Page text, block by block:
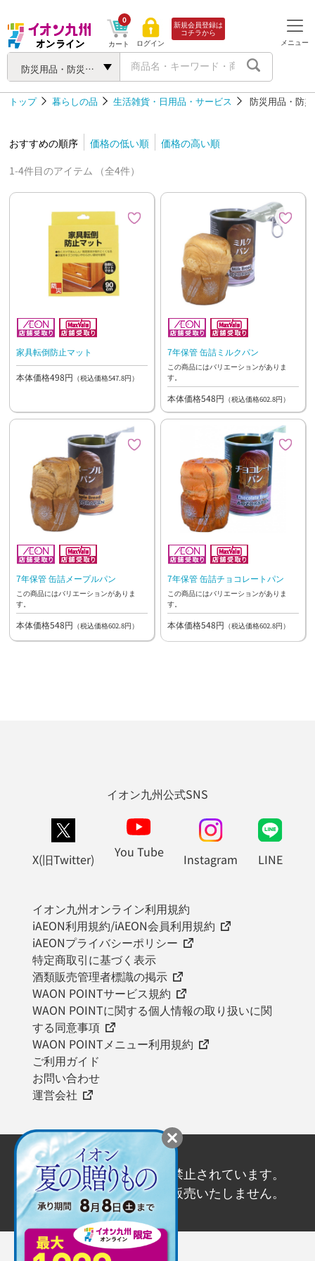
防災用品・防災食品
カート
0
ログイン
新規会員登録は
コチラから
メニュー
トップ 暮らしの品 生活雑貨・日用品・サービス 防災用品・防
おすすめの順序 価格の低い順
価格の高い順
1-4件目のアイテム （全4件）
家具転倒防止マット
本体価格498円 （税込価格547.8円）
7年保管 缶詰ミルクパン
この商品にはバリエーションがありま
す。
本体価格548円 （税込価格602.8円）
7年保管 缶詰メープルパン
この商品にはバリエーションがありま
す。
本体価格548円 （税込価格602.8円）
7年保管 缶詰チョコレートパン
この商品にはバリエーションがありま
す。
本体価格548円 （税込価格602.8円）
イオン九州公式SNS
X(旧Twitter) You Tube Instagram LINE
イオン九州オンライン利用規約
iAEON利用規約/iAEON会員利用規約
iAEONプライバシーポリシー
特定商取引に基づく表示
酒類販売管理者標識の掲示
WAON POINTサービス規約
WAON POINTに関する個人情報の取り扱いに関
する同意事項
WAON POINTメニュー利用規約
ご利用ガイド
お問い合わせ
運営会社
20歳未満の飲酒は法律で禁止されています。
20歳未満の方にはお酒を販売いたしません。